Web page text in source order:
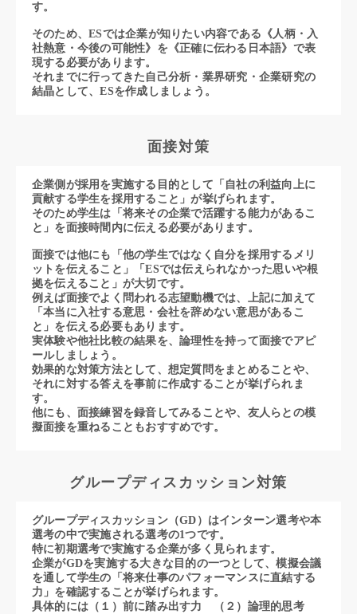
す。
そのため、ESでは企業が知りたい内容である《人柄・入
社熱意・今後の可能性》を《正確に伝わる日本語》で表
現する必要があります。
それまでに行ってきた自己分析・業界研究・企業研究の
結晶として、ESを作成しましょう。
面接対策
企業側が採用を実施する目的として「自社の利益向上に
貢献する学生を採用すること」が挙げられます。
そのため学生は「将来その企業で活躍する能力があるこ
と」を面接時間内に伝える必要があります。
面接では他にも「他の学生ではなく自分を採用するメリ
ットを伝えること」「ESでは伝えられなかった思いや根
拠を伝えること」が大切です。
例えば面接でよく問われる志望動機では、上記に加えて
「本当に入社する意思・会社を辞めない意思があるこ
と」を伝える必要もあります。
実体験や他社比較の結果を、論理性を持って面接でアピ
ールしましょう。
効果的な対策方法として、想定質問をまとめることや、
それに対する答えを事前に作成することが挙げられま
す。
他にも、面接練習を録音してみることや、友人らとの模
擬面接を重ねることもおすすめです。
グループディスカッション対策
グループディスカッション（GD）はインターン選考や本
選考の中で実施される選考の1つです。
特に初期選考で実施する企業が多く見られます。
企業がGDを実施する大きな目的の一つとして、模擬会議
を通して学生の「将来仕事のパフォーマンスに直結する
力」を確認することが挙げられます。
具体的には（１）前に踏み出す力 （２）論理的思考